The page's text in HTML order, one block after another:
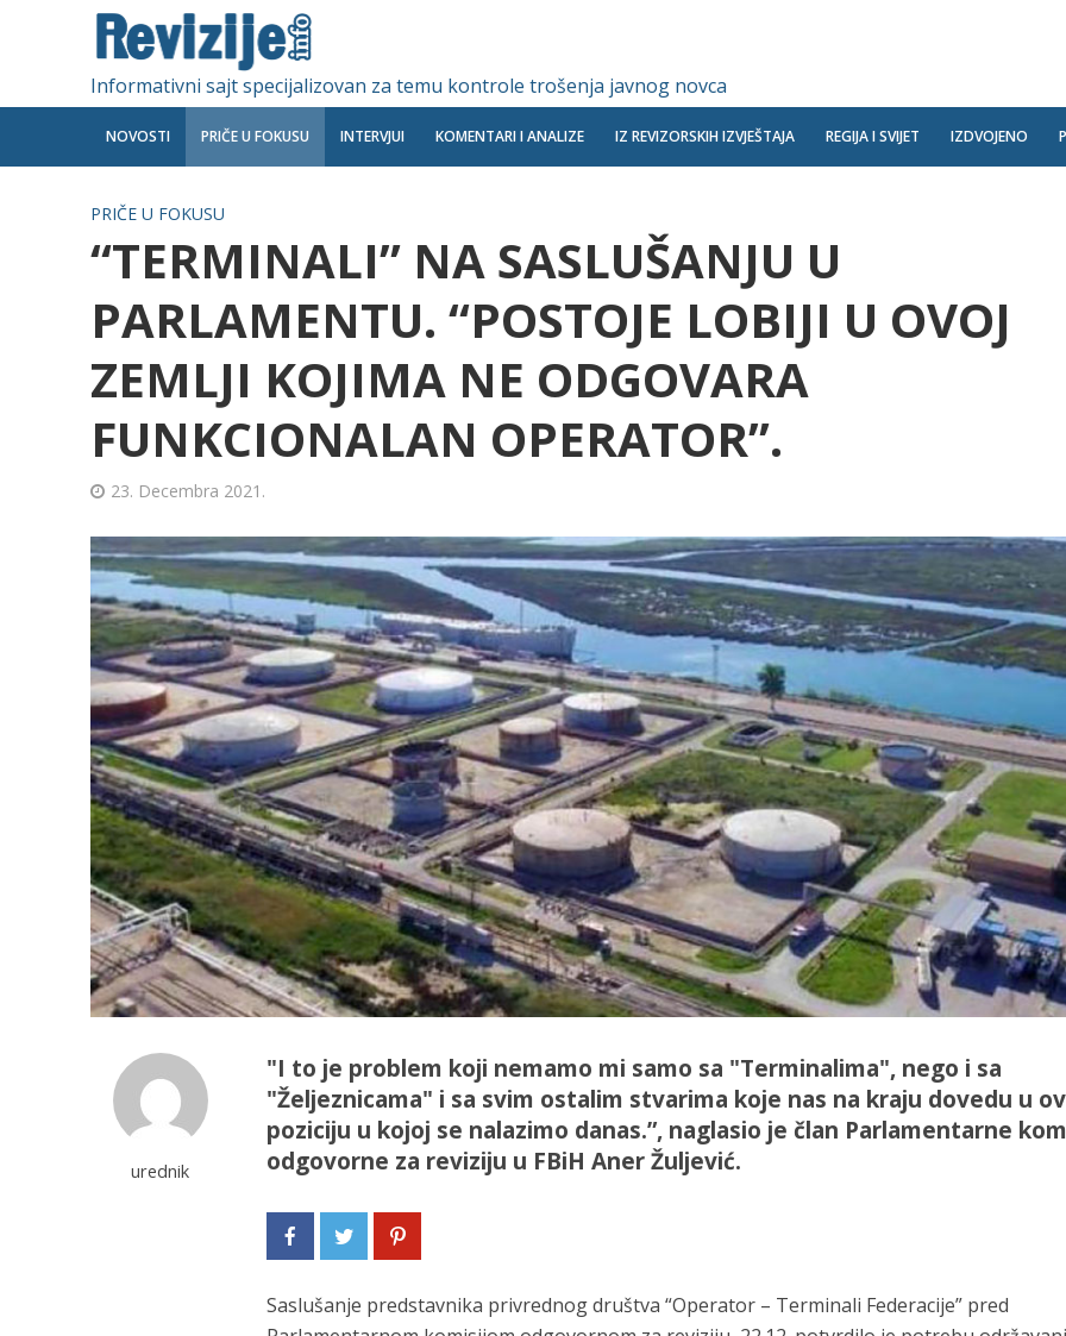
Informativni sajt specijalizovan za temu kontrole trošenja javnog novca
NOVOSTI PRIČE U FOKUSU INTERVJUI KOMENTARI I ANALIZE IZ REVIZORSKIH IZVJEŠTAJA REGIJA I SVIJET IZDVOJENO
PRIČE U FOKUSU
“TERMINALI” NA SASLUŠANJU U
PARLAMENTU. “POSTOJE LOBIJI U OVOJ
ZEMLJI KOJIMA NE ODGOVARA
FUNKCIONALAN OPERATOR”.
23. Decembra 2021.
urednik
"I to je problem koji nemamo mi samo sa "Terminalima", nego i sa
"Željeznicama" i sa svim ostalim stvarima koje nas na kraju dovedu u
poziciju u kojoj se nalazimo danas.”, naglasio je član Parlamentarne
odgovorne za reviziju u FBiH Aner Žuljević.
Saslušanje predstavnika privrednog društva “Operator – Terminali Federacije” pred